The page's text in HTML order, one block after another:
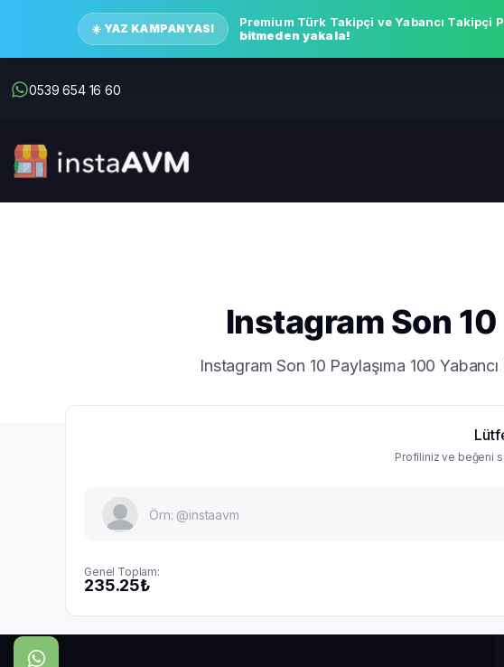
☀️ YAZ KAMPANYASI Premium Türk Takipçi ve Yabancı Takipçi
bitmeden yakala!
0539 654 16 60
Instagram Son 10
Instagram Son 10 Paylaşıma 100
Profiliniz ve beğeni
Genel Toplam:
235.25₺